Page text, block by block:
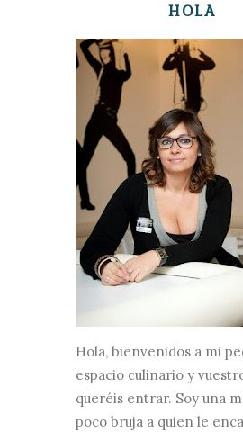
HOLA
Hola, bienvenidos a mi
espacio culinario y
queréis entrar. Soy una
poco bruja a quien le